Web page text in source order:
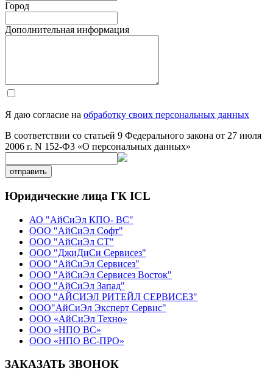
Город
Дополнительная информация
Я даю согласие на обработку своих персональных данных
В соответствии со статьей 9 Федерального закона от 27 июля
2006 г. N 152-ФЗ «О персональных данных»
отправить
Юридические лица ГК ICL
АО "АйСиЭл КПО- ВС"
ООО "АйСиЭл Софт"
ООО "АйСиЭл СТ"
ООО "ДжиДиСи Сервисез"
ООО "АйСиЭл Сервисез"
ООО "АйСиЭл Сервисез Восток"
ООО "АйСиЭл Запад"
ООО "АЙСИЭЛ РИТЕЙЛ СЕРВИСЕЗ"
ООО"АйСиЭл Эксперт Сервис"
ООО «АйСиЭл Техно»
ООО «НПО ВС»
ООО «НПО ВС-ПРО»
ЗАКАЗАТЬ ЗВОНОК